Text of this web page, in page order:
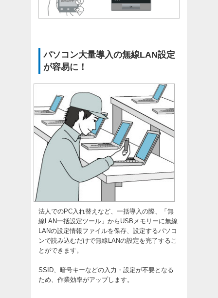
パソコン大量導入の無線LAN設定
が容易に！
法人でのPC入れ替えなど、一括導入の際、「無
線LAN一括設定ツール」からUSBメモリーに無線
LANの設定情報ファイルを保存、設定するパソコ
ンで読み込むだけで無線LANの設定を完了するこ
とができます。
SSID、暗号キーなどの入力・設定が不要となる
ため、作業効率がアップします。